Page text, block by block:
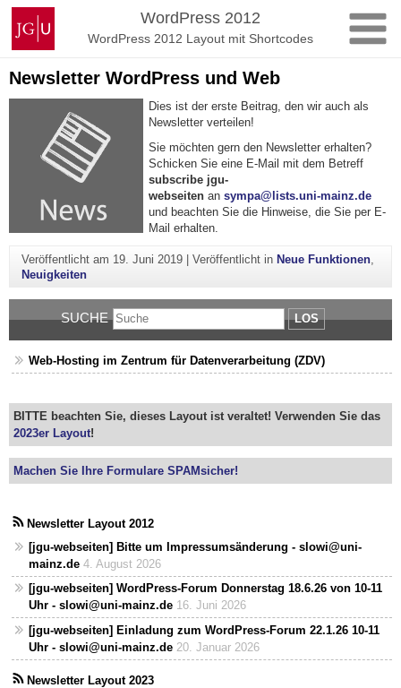
Zum
Inhalt
springen
Johannes
Gutenberg-
Universität
Mainz
WordPress 2012
WordPress 2012 Layout mit Shortcodes
Newsletter WordPress und Web
Dies ist der erste Beitrag, den wir auch als
Newsletter verteilen!
Sie möchten gern den Newsletter erhalten?
Schicken Sie eine E-Mail mit dem Betreff
subscribe jgu-
webseiten ansympa@lists.uni-mainz.de
und beachten Sie die Hinweise, die Sie per E-
Mail erhalten.
Veröffentlicht am 19. Juni 2019| Veröffentlicht in Neue Funktionen,
Neuigkeiten
SUCHE LOS
Web-Hosting im Zentrum für Datenverarbeitung (ZDV)
BITTE beachten Sie, dieses Layout ist veraltet! Verwenden Sie das
2023er Layout!
Machen Sie Ihre Formulare SPAMsicher!
Newsletter Layout 2012
[jgu-webseiten] Bitte um Impressumsänderung - slowi@uni-
mainz.de 4. August 2026
[jgu-webseiten] WordPress-Forum Donnerstag 18.6.26 von 10-11
Uhr - slowi@uni-mainz.de 16. Juni 2026
[jgu-webseiten] Einladung zum WordPress-Forum 22.1.26 10-11
Uhr - slowi@uni-mainz.de 20. Januar 2026
Newsletter Layout 2023